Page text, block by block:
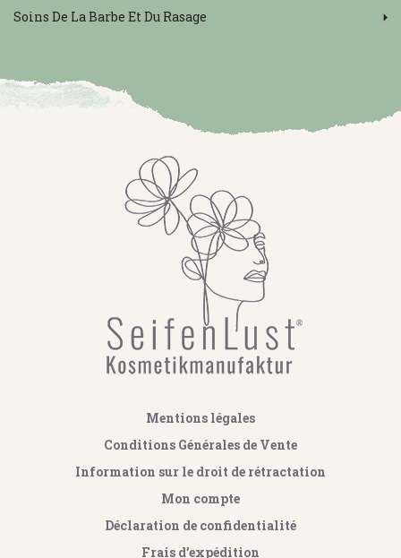
Soins De La Barbe Et Du Rasage
Mentions légales
Conditions Générales de Vente
Information sur le droit de rétractation
Mon compte
Déclaration de confidentialité
Frais d’expédition